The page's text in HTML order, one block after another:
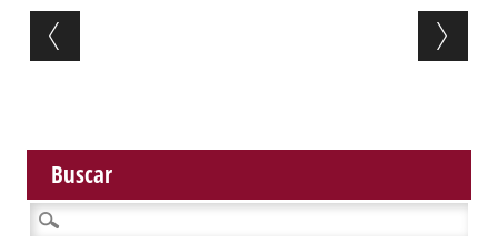
Post navigation
Buscar
Buscar: